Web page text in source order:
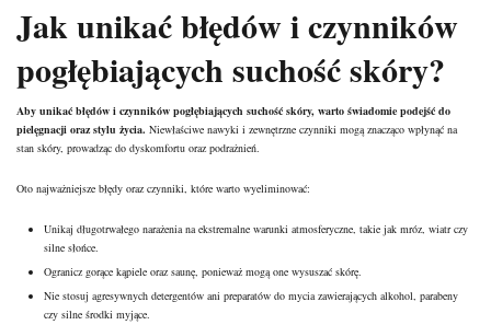
Jak unikać błędów i czynników
pogłębiających suchość skóry?
Aby unikać błędów i czynników pogłębiających suchość skóry, warto świadomie podejść do
pielęgnacji oraz stylu życia. Niewłaściwe nawyki i zewnętrzne czynniki mogą znacząco wpłynąć na
stan skóry, prowadząc do dyskomfortu oraz podrażnień.
Oto najważniejsze błędy oraz czynniki, które warto wyeliminować:
Unikaj długotrwałego narażenia na ekstremalne warunki atmosferyczne, takie jak mróz, wiatr czy
silne słońce.
Ogranicz gorące kąpiele oraz saunę, ponieważ mogą one wysuszać skórę.
Nie stosuj agresywnych detergentów ani preparatów do mycia zawierających alkohol, parabeny
czy silne środki myjące.